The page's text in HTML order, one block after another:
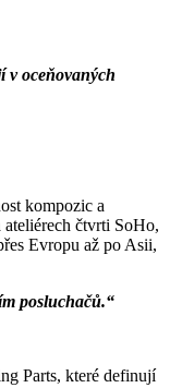
v oceňovaných
kompozic a
čtvrti SoHo,
Evropu až po Asii,
posluchačů.“
Parts, které definují